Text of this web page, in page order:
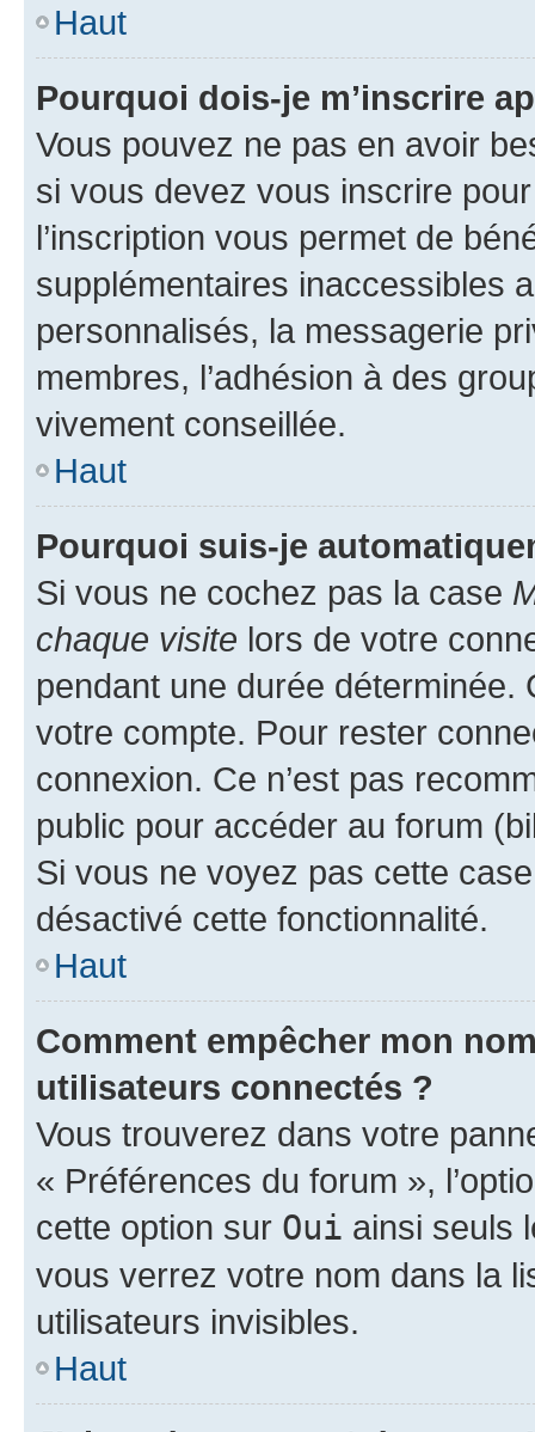
Haut
Pourquoi dois-je m’inscrire
Vous pouvez ne pas en avoir
si vous devez vous inscrire
l’inscription vous permet de
supplémentaires inaccessibles
personnalisés, la messagerie
membres, l’adhésion à des
vivement conseillée.
Haut
Pourquoi suis-je
Si vous ne cochez pas la case
chaque visite lors de votre
pendant une durée déterminée.
votre compte. Pour rester
connexion. Ce n’est pas
public pour accéder au forum
Si vous ne voyez pas cette
désactivé cette fonctionnalité.
Haut
Comment empêcher mon
utilisateurs connectés ?
Vous trouverez dans votre
« Préférences du forum »,
cette option sur Oui ainsi seuls
vous verrez votre nom dans la
utilisateurs invisibles.
Haut